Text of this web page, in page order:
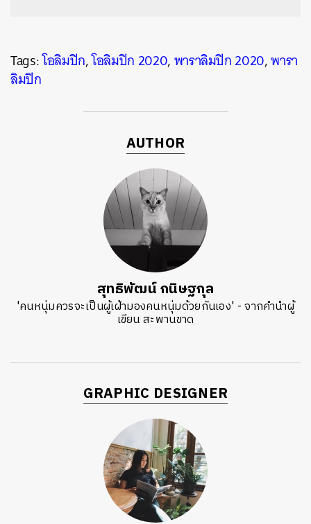
Tags:โอลิมปิก,โอลิมปิก 2020,พาราลิมปิก 2020,พารา
ลิมปิก
AUTHOR
สุทธิพัฒน์ กนิษฐกุล
'คนหนุ่มควรจะเป็นผู้เฝ้ามองคนหนุ่มด้วยกันเอง' - จากคำนำผู้
เขียน สะพานขาด
GRAPHIC DESIGNER